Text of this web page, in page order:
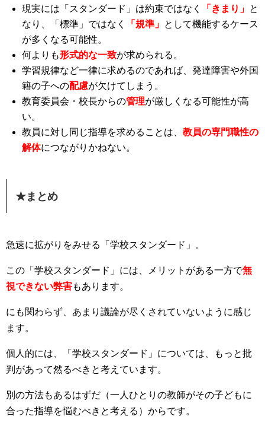
現実には「スタンダード」は約束ではなく 「きまり」 と
なり、「標準」ではなく
「規準」 として機能するケース
が多くなる可能性。
何よりも形式的な一致が求められる。
学習規律など一律に求めるのであれば、発達障害や外国
籍の子への配慮が欠けてしまう。
教育委員会・校長からの管理が厳しくなる可能性が高
い。
教員に対し同じ指導を求めることは、教員の専門職性の
解体につながりかねない。
★まとめ
急速に拡がりをみせる「学校スタンダード」。
この「学校スタンダード」には、メリットがある一方で無
視できない弊害もあります。
にも関わらず、あまり議論が尽くされていないように感じ
ます。
個人的には、「学校スタンダード」については、もっと批
判があって然るべきと考えています。
別の方法もあるはずだ（一人ひとりの教師がその子どもに
合った指導を悩むべきと考える）からです。